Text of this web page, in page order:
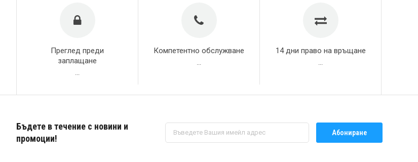
Преглед преди
заплащане
Компетентно обслужване 14 дни право на връщане
Бъдете в течение с новини и
промоции!
Абонирай
за
Абониране